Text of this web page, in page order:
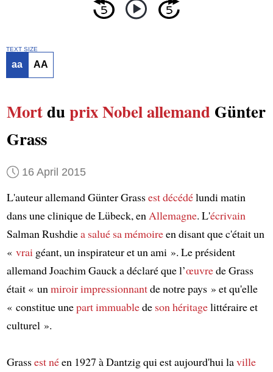
TEXT SIZE
aa AA
Mortduprix NobelallemandGünter
Grass
16 April 2015
L'auteur allemand Günter Grassest décédélundi matin
dans une clinique de Lübeck, enAllemagne. L'écrivain
Salman Rushdiea salué sa mémoireen disant que c'était un
« vraigéant, un inspirateur et un ami ». Le président
allemand Joachim Gauck a déclaré que l’œuvrede Grass
était « unmiroir impressionnantde notre pays » et qu'elle
« constitue unepart immuablede son héritagelittéraire et
culturel ».
Grassest néen 1927 à Dantzig qui est aujourd'hui laville